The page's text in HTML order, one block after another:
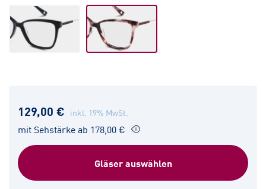
129,00 € inkl. 19% MwSt.
mit Sehstärke ab 178,00 €
Gläser auswählen